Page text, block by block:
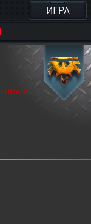
ИГРА
HUMANS